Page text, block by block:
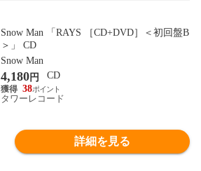
Snow Man 「RAYS ［CD+DVD］＜初回盤B
＞」 CD
Snow Man
4,180円
CD
38
タワーレコード
詳細を見る